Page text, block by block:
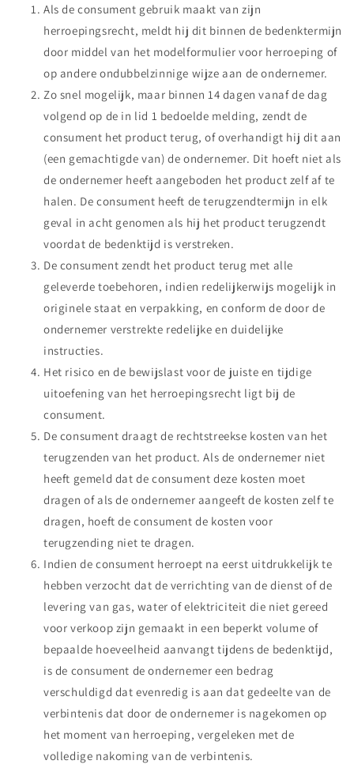
Als de consument gebruik maakt van zijn
herroepingsrecht, meldt hij dit binnen de bedenktermijn
door middel van het modelformulier voor herroeping of
op andere ondubbelzinnige wijze aan de ondernemer.
Zo snel mogelijk, maar binnen 14 dagen vanaf de dag
volgend op de in lid 1 bedoelde melding, zendt de
consument het product terug, of overhandigt hij dit aan
(een gemachtigde van) de ondernemer. Dit hoeft niet als
de ondernemer heeft aangeboden het product zelf af te
halen. De consument heeft de terugzendtermijn in elk
geval in acht genomen als hij het product terugzendt
voordat de bedenktijd is verstreken.
De consument zendt het product terug met alle
geleverde toebehoren, indien redelijkerwijs mogelijk in
originele staat en verpakking, en conform de door de
ondernemer verstrekte redelijke en duidelijke
instructies.
Het risico en de bewijslast voor de juiste en tijdige
uitoefening van het herroepingsrecht ligt bij de
consument.
De consument draagt de rechtstreekse kosten van het
terugzenden van het product. Als de ondernemer niet
heeft gemeld dat de consument deze kosten moet
dragen of als de ondernemer aangeeft de kosten zelf te
dragen, hoeft de consument de kosten voor
terugzending niet te dragen.
Indien de consument herroept na eerst uitdrukkelijk te
hebben verzocht dat de verrichting van de dienst of de
levering van gas, water of elektriciteit die niet gereed
voor verkoop zijn gemaakt in een beperkt volume of
bepaalde hoeveelheid aanvangt tijdens de bedenktijd,
is de consument de ondernemer een bedrag
verschuldigd dat evenredig is aan dat gedeelte van de
verbintenis dat door de ondernemer is nagekomen op
het moment van herroeping, vergeleken met de
volledige nakoming van de verbintenis.